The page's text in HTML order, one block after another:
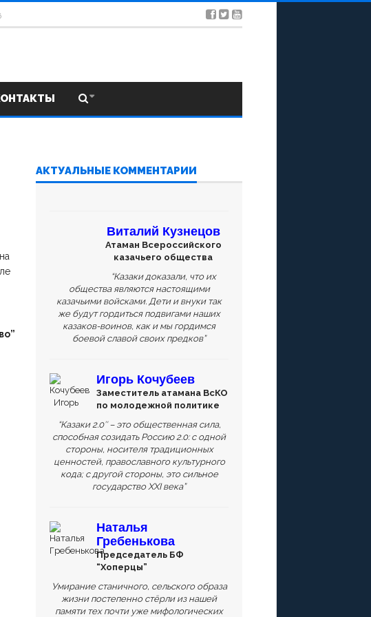
АКТУАЛЬНЫЕ КОММЕНТАРИИ
Виталий Кузнецов
Атаман Всероссийского
казачьего общества
“Казаки доказали, что их
общества являются настоящими
казачьими войсками. Дети и внуки так
же будут гордиться подвигами наших
казаков-воинов, как и мы гордимся
боевой славой своих предков”
Игорь Кочубеев
Заместитель атамана ВсКО
по молодежной политике
“Казаки 2.0″ – это общественная сила,
способная созидать Россию 2.0: с одной
стороны, носителя традиционных
ценностей, православного культурного
кода; с другой стороны, это сильное
государство XXI века”
Наталья
Гребенькова
Председатель БФ
“Хоперцы”
Умирание станичного, сельского образа
жизни постепенно стёрли из нашей
памяти тех почти уже мифологических